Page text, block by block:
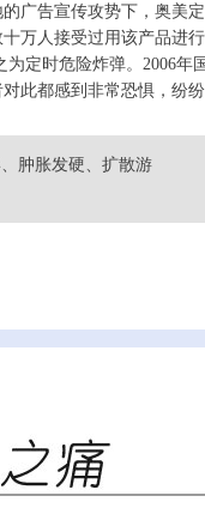
广告宣传攻势下，奥美
万人接受过用该产品进
定时危险炸弹。2006年
此都感到非常恐惧，纷纷
肿胀发硬、扩散游